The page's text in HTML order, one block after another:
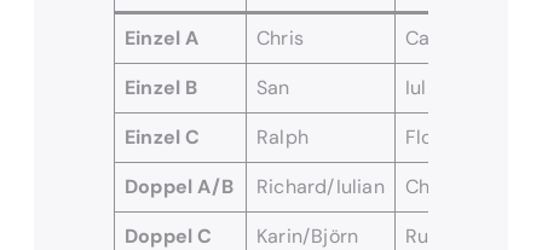
Einzel A Chris
Carsten
Einzel B
San
Iulian
Einzel C Ralph
Florian
Doppel A/B
Richard/Iulian
Chris/Stefan
Doppel C
Karin/Björn Rupert/Florian